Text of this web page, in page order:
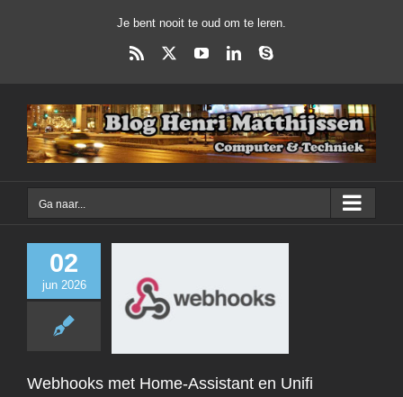
Je bent nooit te oud om te leren.
Rss YouTubeLinkedInSkype
Ga naar...
02
jun 2026
Webhooks met Home-Assistant en Unifi